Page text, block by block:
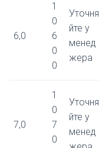
6,0
1
0
6
0
0
Уточня
йте у
менед
жера
7,0
1
0
7
0
Уточня
йте у
менед